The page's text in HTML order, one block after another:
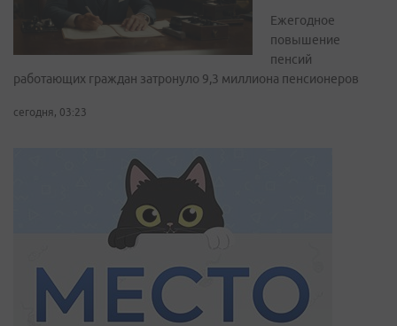
Ежегодное
повышение
пенсий
работающих граждан затронуло 9,3 миллиона пенсионеров
сегодня, 03:23